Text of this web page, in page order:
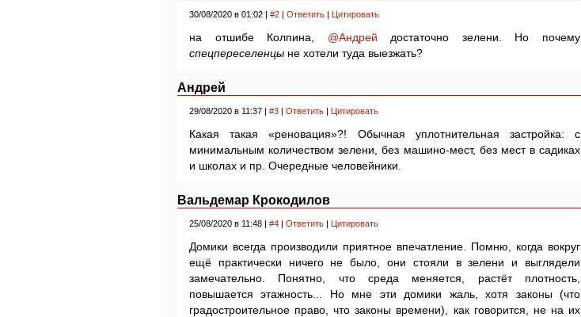
30/08/2020 в 01:02 | #2 | Ответить | Цитировать
на отшибе Колпина, @Андрей достаточно зелени. Но почему
спецпереселенцы не хотели туда выезжать?
Андрей
29/08/2020 в 11:37 | #3 | Ответить | Цитировать
Какая такая «реновация»?! Обычная уплотнительная застройка: с
минимальным количеством зелени, без машино-мест, без мест в садиках
и школах и пр. Очередные человейники.
Вальдемар Крокодилов
25/08/2020 в 11:48 | #4 | Ответить | Цитировать
Домики всегда производили приятное впечатление. Помню, когда вокруг
ещё практически ничего не было, они стояли в зелени и выглядели
замечательно. Понятно, что среда меняется, растёт плотность,
повышается этажность... Но мне эти домики жаль, хотя законы (что
градостроительное право, что законы времени), как говорится, не на их